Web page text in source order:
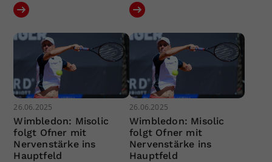
26.06.2025
Wimbledon: Misolic
folgt Ofner mit
Nervenstärke ins
Hauptfeld
26.06.2025
Wimbledon: Misolic
folgt Ofner mit
Nervenstärke ins
Hauptfeld